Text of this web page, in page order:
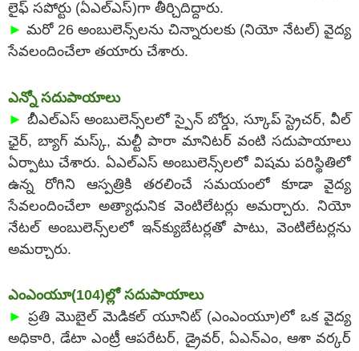
లైఫ్‌ సపోర్టు (ఏఎల్‌ఎస్‌)గా తీర్చిదిద్దారు.
► మరో 26 అంబులెన్స్‌లను చిన్నారులకు (నియో నేటల్‌) వైద్య
సేవలందించేలా తయారు చేశారు.
ఎన్నో సదుపాయాలు
► బీఎల్‌ఎస్‌ అంబులెన్స్‌లలో స్పైన్‌ బోర్డు, స్కూప్‌ స్ట్రెచర్, వీల్‌
ఛైర్, బ్యాగ్‌ మస్క్, మల్టీ పారా మానిటర్‌ వంటి సదుపాయాలు
ఏర్పాటు చేశారు. ఏఎల్‌ఎస్‌ అంబులెన్స్‌లలో విషమ పరిస్థితిలో
ఉన్న రోగిని ఆస్పత్రికి తరలించే సమయంలో కూడా వైద్య
సేవలందించేలా అత్యాధునిక వెంటిలేటర్లు అమర్చారు. నియో
నేటల్‌ అంబులెన్స్‌లలో ఇన్‌క్యుబేటర్లతో పాటు, వెంటిలేటర్లను
అమర్చారు.
ఎంఎంయూ(104)ల్లో సదుపాయాలు
► ప్రతి మొబైల్‌ మెడికల్‌ యూనిట్‌ (ఎంఎంయూ)లో ఒక వైద్య
అధికారి, డేటా ఎంట్రీ ఆపరేటర్, డ్రైవర్, ఏఎన్‌ఎం, ఆశా వర్కర్‌